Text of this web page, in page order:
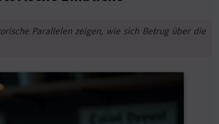
Parallelen zeigen, wie sich Betrug über die